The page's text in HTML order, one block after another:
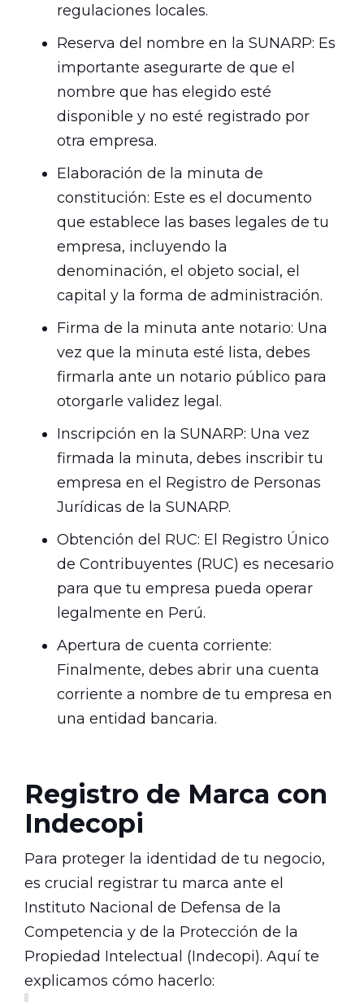
regulaciones locales.
Reserva del nombre en la SUNARP: Es
importante asegurarte de que el
nombre que has elegido esté
disponible y no esté registrado por
otra empresa.
Elaboración de la minuta de
constitución: Este es el documento
que establece las bases legales de tu
empresa, incluyendo la
denominación, el objeto social, el
capital y la forma de administración.
Firma de la minuta ante notario: Una
vez que la minuta esté lista, debes
firmarla ante un notario público para
otorgarle validez legal.
Inscripción en la SUNARP: Una vez
firmada la minuta, debes inscribir tu
empresa en el Registro de Personas
Jurídicas de la SUNARP.
Obtención del RUC: El Registro Único
de Contribuyentes (RUC) es necesario
para que tu empresa pueda operar
legalmente en Perú.
Apertura de cuenta corriente:
Finalmente, debes abrir una cuenta
corriente a nombre de tu empresa en
una entidad bancaria.
Registro de Marca con
Indecopi
Para proteger la identidad de tu negocio,
es crucial registrar tu marca ante el
Instituto Nacional de Defensa de la
Competencia y de la Protección de la
Propiedad Intelectual (Indecopi). Aquí te
explicamos cómo hacerlo: